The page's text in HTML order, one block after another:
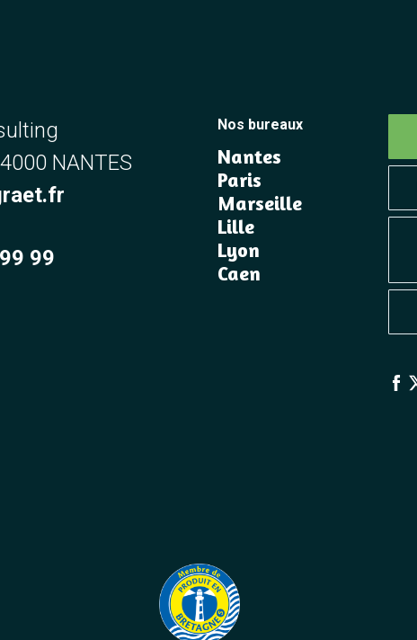
NANTES
99
Nos bureaux
Nantes
Paris
Marseille
Lille
Lyon
Caen